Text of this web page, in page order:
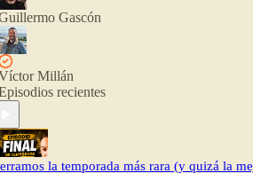
Gascón
Millán
recientes
la temporada más rara (y quizá la